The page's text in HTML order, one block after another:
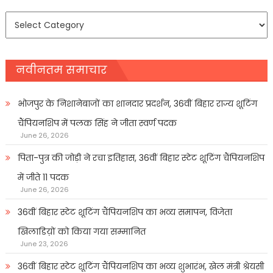
समाचार
नवीनतम समाचार
भोजपुर के निशानेबाजों का शानदार प्रदर्शन, 36वीं बिहार राज्य शूटिंग
चैंपियनशिप में पलक सिंह ने जीता स्वर्ण पदक
June 26, 2026
पिता-पुत्र की जोड़ी ने रचा इतिहास, 36वीं बिहार स्टेट शूटिंग चैंपियनशिप
में जीते 11 पदक
June 26, 2026
36वीं बिहार स्टेट शूटिंग चैंपियनशिप का भव्य समापन, विजेता
खिलाडिय़ों को किया गया सम्मानित
June 23, 2026
36वीं बिहार स्टेट शूटिंग चैंपियनशिप का भव्य शुभारंभ, खेल मंत्री श्रेयसी